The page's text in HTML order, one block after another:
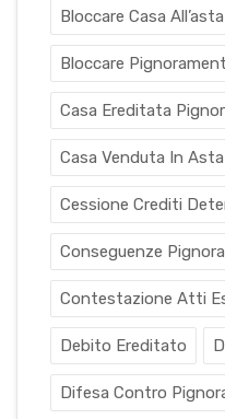
Bloccare Casa All’asta
Bloccare
Casa Ereditata
Casa Venduta In Asta
Cessione Crediti
Conseguenze
Contestazione Atti
Debito Ereditato
Difesa Contro